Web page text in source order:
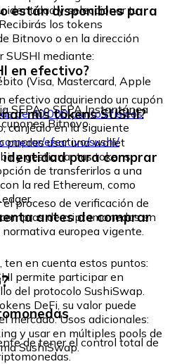
identidad y seleccionar tu
los tokens
Bitnovo o en la dirección
están disponibles para
SUSHI mediante:
(Visa, Mastercard, Apple
SEPA o SEPA Instantánea
Bitnovo
en efectivo?
efectivo adquiriendo un cupón
de 40.000 puntos físicos
canjéalo en la siguiente
efectivo/sushi/
mis tokens SUSHI?
puedes usar una wallet
y gestionar tus tokens
de transferirlos a una
la red Ethereum, como
para comprar
proceso de verificación de
de criptomonedas en
europea vigente.
antes de comprar
en cuenta estos puntos:
permite participar en
del protocolo SushiSwap.
DeFi, su valor puede
mercado. Usos adicionales:
y usar en múltiples pools de
SushiSwap.
de tener el control total de